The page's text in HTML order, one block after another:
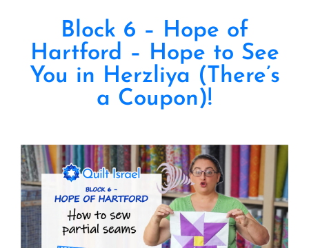
Block 6 – Hope of
Hartford – Hope to See
You in Herzliya (There’s
a Coupon)!